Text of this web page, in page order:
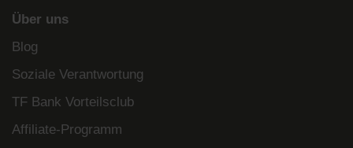
Über uns
Blog
Soziale Verantwortung
TF Bank Vorteilsclub
Affiliate-Programm